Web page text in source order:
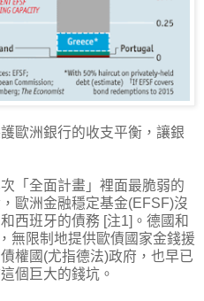
歐洲銀行的收支平衡，讓銀
「全面計畫」裡面最脆弱的
歐洲金融穩定基金(EFSF)沒
西班牙的債務 [注1]。德國和
無限制地提供歐債國家金錢援
權國(尤指德法)政府，也早已
個巨大的錢坑。